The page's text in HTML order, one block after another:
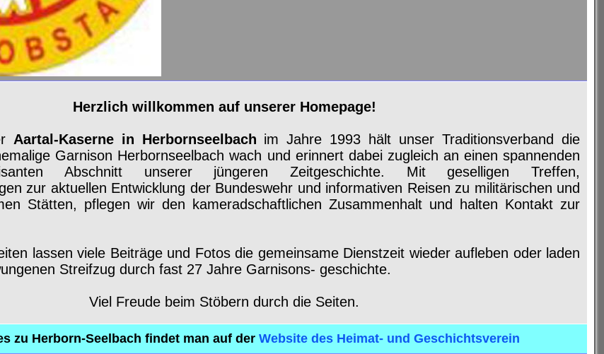
Herzlich willkommen auf unserer Homepage!
Aartal-Kaserne in Herbornseelbach im Jahre 1993 hält unser Traditionsverband die
Garnison Herbornseelbach wach und erinnert dabei zugleich an einen spannenden
Abschnitt unserer jüngeren Zeitgeschichte. Mit geselligen Treffen,
zur aktuellen Entwicklung der Bundeswehr und informativen Reisen zu militärischen und
Stätten, pflegen wir den kameradschaftlichen Zusammenhalt und halten Kontakt zur
lassen viele Beiträge und Fotos die gemeinsame Dienstzeit wiederaufleben oder laden
Streifzug durch fast 27 Jahre Garnisons- geschichte.
Viel Freude beim Stöbern durch die Seiten.
zu Herborn-Seelbach findet man auf der Website des Heimat- und Geschichtsverein